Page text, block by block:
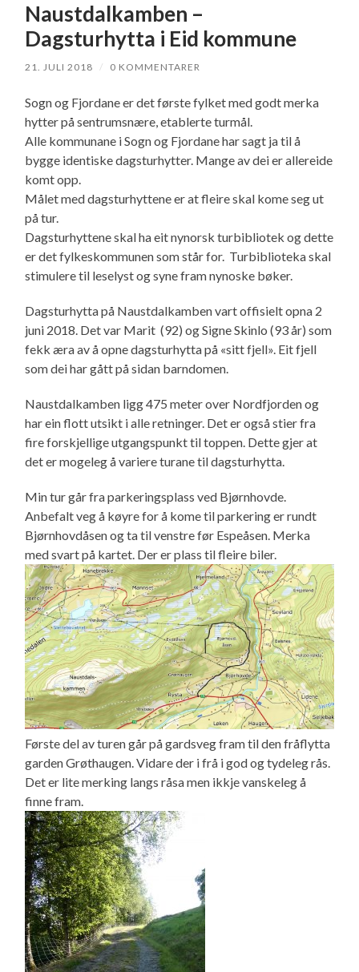
Naustdalkamben –
Dagsturhytta i Eid kommune
21. JULI 2018 / 0 KOMMENTARER
Sogn og Fjordane er det første fylket med godt merka
hytter på sentrumsnære, etablerte turmål.
Alle kommunane i Sogn og Fjordane har sagt ja til å
bygge identiske dagsturhytter. Mange av dei er allereide
komt opp.
Målet med dagsturhyttene er at fleire skal kome seg ut
på tur.
Dagsturhyttene skal ha eit nynorsk turbibliotek og dette
er det fylkeskommunen som står for. Turbiblioteka skal
stimulere til leselyst og syne fram nynoske bøker.
Dagsturhytta på Naustdalkamben vart offisielt opna 2
juni 2018. Det var Marit (92) og Signe Skinlo (93 år) som
fekk æra av å opne dagsturhytta på «sitt fjell». Eit fjell
som dei har gått på sidan barndomen.
Naustdalkamben ligg 475 meter over Nordfjorden og
har ein flott utsikt i alle retninger. Det er også stier fra
fire forskjellige utgangspunkt til toppen. Dette gjer at
det er mogeleg å variere turane til dagsturhytta.
Min tur går fra parkeringsplass ved Bjørnhovde.
Anbefalt veg å køyre for å kome til parkering er rundt
Bjørnhovdåsen og ta til venstre før Espeåsen. Merka
med svart på kartet. Der er plass til fleire biler.
Første del av turen går på gardsveg fram til den fråflytta
garden Grøthaugen. Vidare der i frå i god og tydeleg rås.
Det er lite merking langs råsa men ikkje vanskeleg å
finne fram.